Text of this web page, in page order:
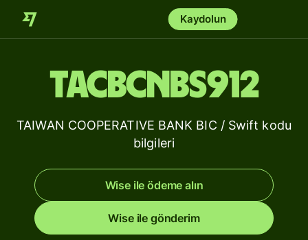
Kaydolun
TACBCNBS912
TAIWAN COOPERATIVE BANK BIC / Swift kodu
bilgileri
Wise ile ödeme alın
Wise ile gönderim